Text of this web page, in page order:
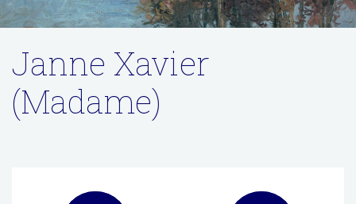
Janne Xavier
(Madame)